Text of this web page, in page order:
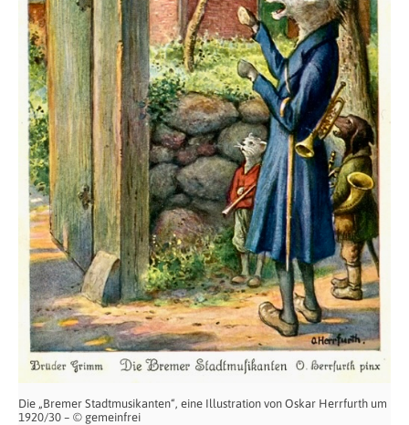
Die „Bremer Stadtmusikanten“, eine Illustration von Oskar Herrfurth um
1920/30 – © gemeinfrei